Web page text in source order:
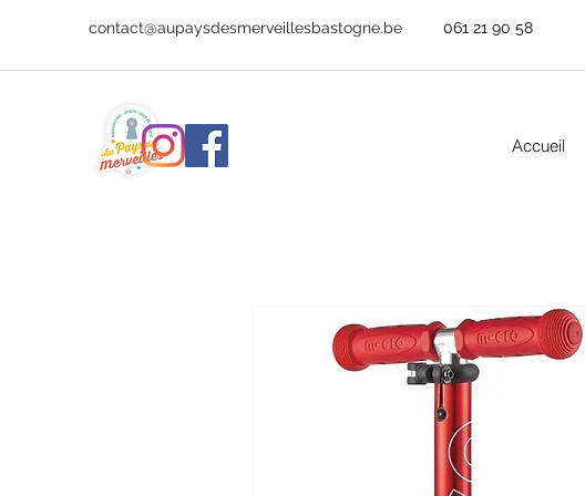
contact@aupaysdesmerveillesbastogne.be 061 21 90 58
Accueil